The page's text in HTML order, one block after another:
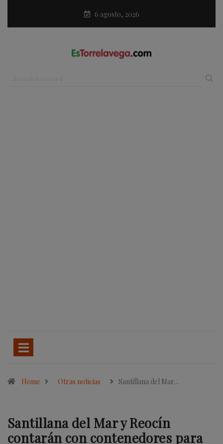
6 agosto, 2026
Home Otras noticias Santillana del Mar…
Santillana del Mar y Reocín
contarán con contenedores para